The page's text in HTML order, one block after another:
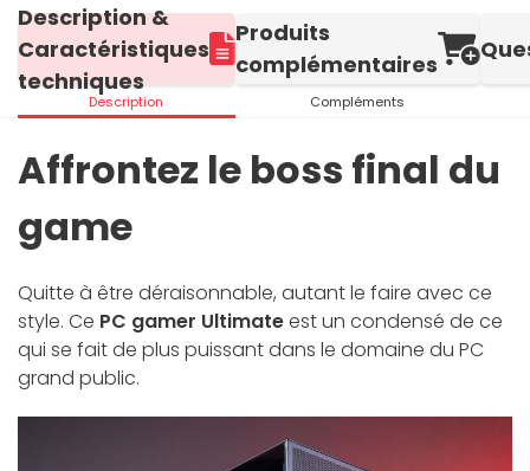
Description &
Caractéristiques
techniques
Description
Produits
complémentaires
Compléments
Affrontez le boss final du
game
Quitte à être déraisonnable, autant le faire avec ce
style. Ce PC gamer Ultimateest un condensé de ce
qui se fait de plus puissant dans le domaine du PC
grand public.